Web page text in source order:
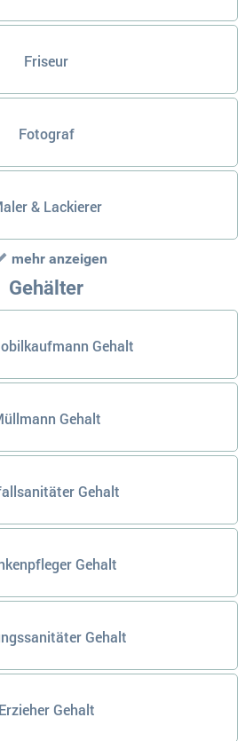
Friseur
Fotograf
& Lackierer
mehr anzeigen
Gehälter
Gehalt
Gehalt
Gehalt
Gehalt
Gehalt
Erzieher Gehalt